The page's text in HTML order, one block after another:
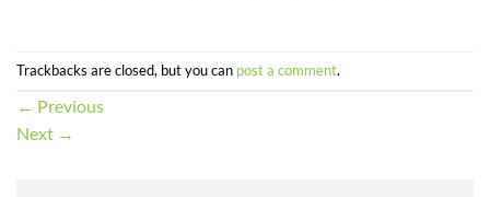
Trackbacks are closed, but you can post a comment.
← Previous
Next →